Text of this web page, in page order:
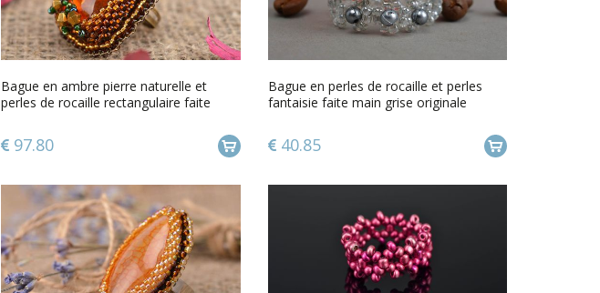
Bague en ambre pierre naturelle et
perles de rocaille rectangulaire faite
97.80
Bague en perles de rocaille et perles
fantaisie faite main grise originale
40.85